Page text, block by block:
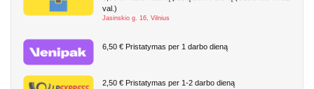
val.)
Jasinskio g. 16, Vilnius
6,50 € Pristatymas per 1 darbo dieną
2,50 € Pristatymas per 1-2 darbo dieną